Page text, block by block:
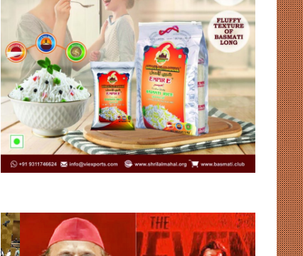
अखिलेश
की
फिल्म
ढाका
की
राजनीति